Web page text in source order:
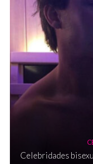
Celebridades